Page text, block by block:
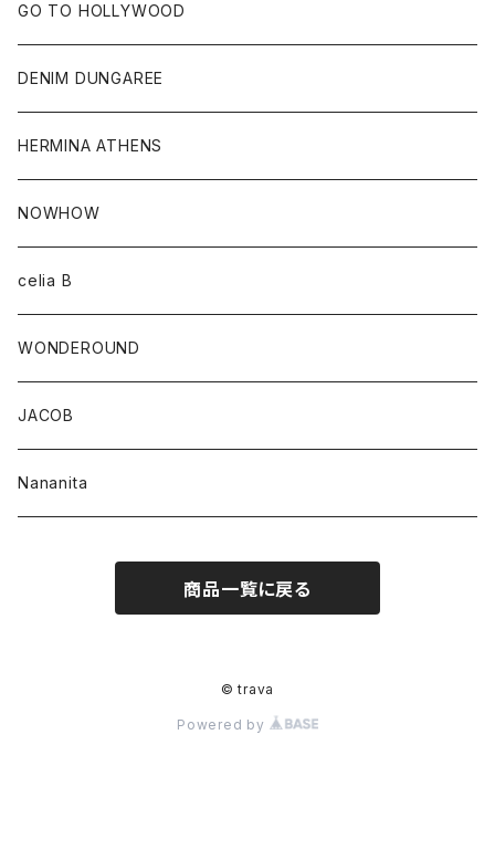
GO TO HOLLYWOOD
DENIM DUNGAREE
HERMINA ATHENS
NOWHOW
celia B
WONDEROUND
JACOB
Nananita
商品一覧に戻る
© trava
Powered by